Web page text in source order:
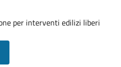
per interventi edilizi liberi